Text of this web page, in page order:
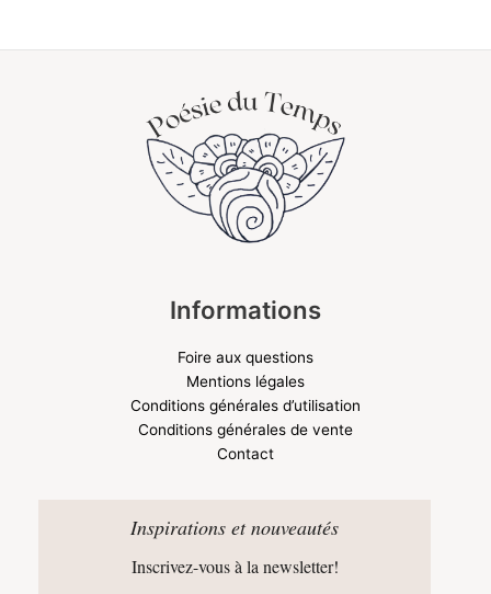
Informations
Foire aux questions
Mentions légales
Conditions générales d’utilisation
Conditions générales de vente
Contact
Inspirations et nouveautés
Inscrivez-vous à la newsletter!